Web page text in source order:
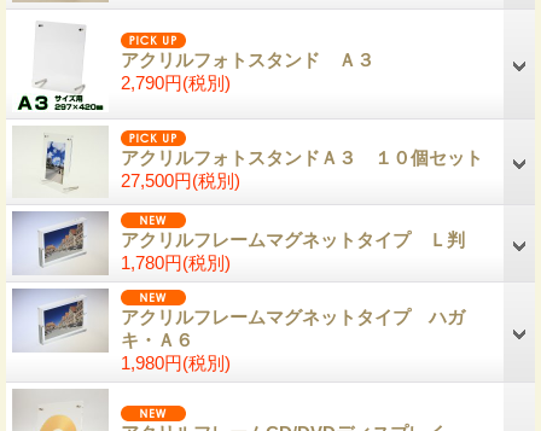
アクリルフォトスタンド Ａ３
2,790円(税別)
アクリルフォトスタンドＡ３ １０個セット
27,500円(税別)
アクリルフレームマグネットタイプ Ｌ判
1,780円(税別)
アクリルフレームマグネットタイプ ハガ
キ・Ａ６
1,980円(税別)